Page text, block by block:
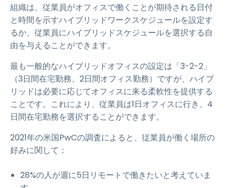
組織は、従業員がオフィスで働くことが期待される日付
と時間を示すハイブリッドワークスケジュールを設定す
るか、従業員にハイブリッドスケジュールを選択する自
由を与えることができます。
最も一般的なハイブリッドオフィスの設定は「3-2-2」
（3日間在宅勤務、2日間オフィス勤務）ですが、ハイブ
リッドは必要に応じてオフィスに来る柔軟性を提供する
ことです。これにより、従業員は1日オフィスに行き、4
日間在宅勤務を選択することができます。
2021年の米国PwCの調査によると、従業員が働く場所の
好みに関して：
28%の人が週に5日リモートで働きたいと考えていま